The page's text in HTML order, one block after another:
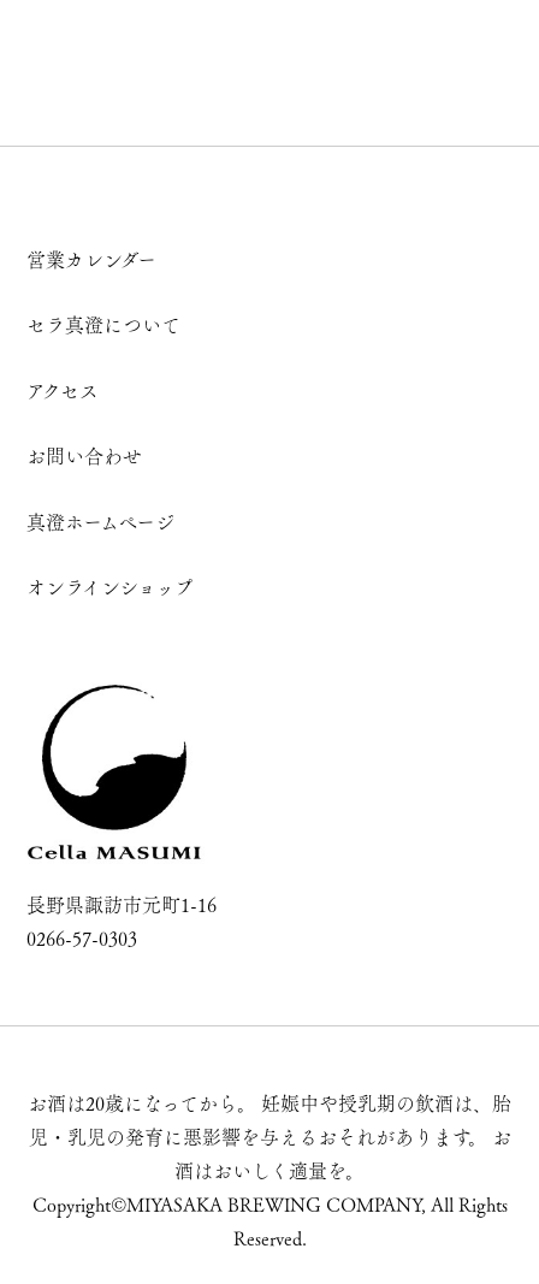
営業カレンダー
セラ真澄について
アクセス
お問い合わせ
真澄ホームページ
オンラインショップ
長野県諏訪市元町1-16
0266-57-0303
お酒は20歳になってから。
妊娠中や授乳期の飲酒は、胎
児・乳児の発育に悪影響を与えるおそれがあります。
お
酒はおいしく適量を。
Copyright©MIYASAKA BREWING COMPANY, All Rights
Reserved.